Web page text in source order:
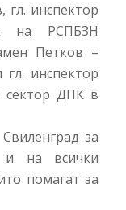
гл. инспектор
на РСПБЗН
Петков –
инспектор
сектор ДПК в
за
и на всички
помагат за